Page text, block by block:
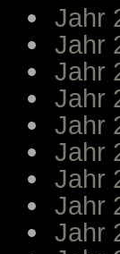
Jahr
Jahr
Jahr
Jahr
Jahr
Jahr
Jahr
Jahr
Jahr